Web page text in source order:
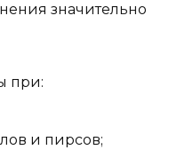
значительно
при:
и пирсов;